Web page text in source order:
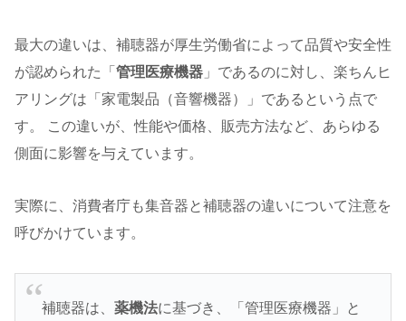
最大の違いは、補聴器が厚生労働省によって品質や安全性
が認められた「 管理医療機器 」であるのに対し、楽ちんヒ
アリングは「家電製品（音響機器）」であるという点で
す。 この違いが、性能や価格、販売方法など、あらゆる
側面に影響を与えています。
実際に、消費者庁も集音器と補聴器の違いについて注意を
呼びかけています。
補聴器は、 薬機法に基づき、「管理医療機器」と